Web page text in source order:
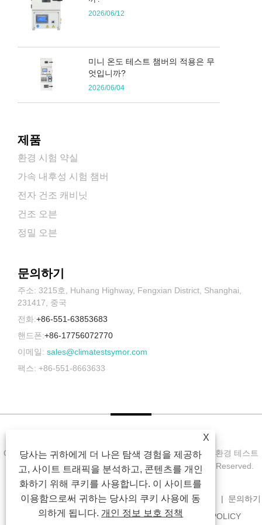
2026/06/12
미니 온도 테스트 챔버의 적용은 무
엇입니까?
2026/06/04
제품
환경 시험 약실
가속 내후성 시험 챔버
전자 건조 캐비닛
건조 오븐
정밀 오븐
문의하기
주소: 3215호, Huhang Highway, Fengxian District, Shanghai,
231417, 중국
전화:+86-551-63853683
핸드폰:+86-17756072770
이메일: sales@climatestsymor.com
팩스: +86-551-8663633
Copyright © 2022 Symor Instrument Equipment Co., Ltd. 환경 테스트
챔버, 전자 건조 캐비닛, 가속 내후 테스트 챔버 All Rights Reserved.
회사 소개 제품 소식 다운로드 문의 보내기
문의하기
연결
SITEMAP RSS XML PRIVACY POLICY
X
당사는 귀하에게 더 나은 탐색 경험을 제공하
고, 사이트 트래픽을 분석하고, 콘텐츠를 개인
화하기 위해 쿠키를 사용합니다. 이 사이트를
이용함으로써 귀하는 당사의 쿠키 사용에 동
의하게 됩니다. 개인 정보 보호 정책